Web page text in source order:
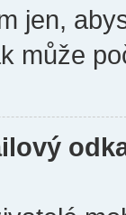
jen,
může